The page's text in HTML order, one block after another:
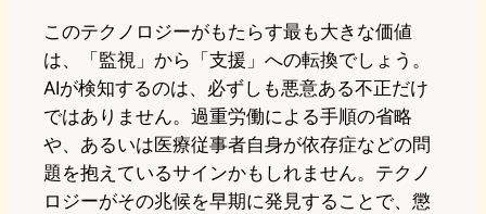
このテクノロジーがもたらす最も大きな価値
は、「監視」から「支援」への転換でしょう。
AIが検知するのは、必ずしも悪意ある不正だけ
ではありません。過重労働による手順の省略
や、あるいは医療従事者自身が依存症などの問
題を抱えているサインかもしれません。テクノ
ロジーがその兆候を早期に発見することで、懲